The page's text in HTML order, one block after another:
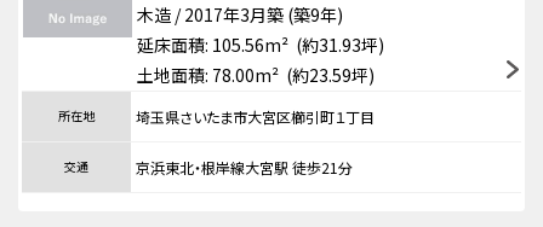
木造 / 2017年3月築 (築9年)
延床面積: 105.56m² (約31.93坪)
土地面積: 78.00m² (約23.59坪)
所在地 埼玉県さいたま市大宮区櫛引町１丁目
交通 京浜東北・根岸線大宮駅 徒歩21分